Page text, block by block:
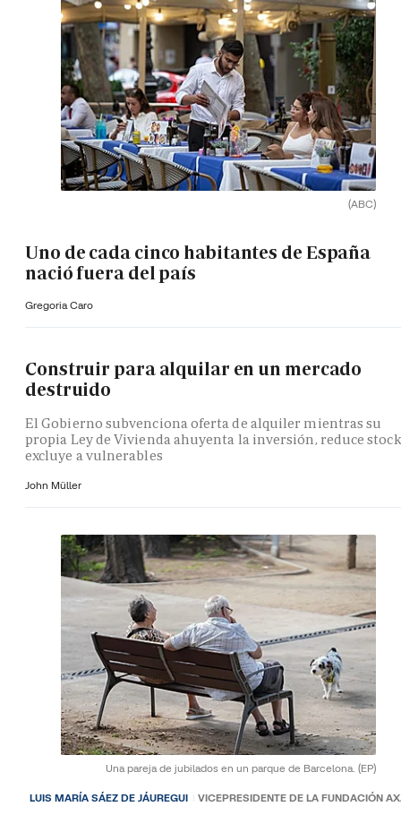
(ABC)
Uno de cada cinco habitantes de España
nació fuera del país
Gregoria Caro
Construir para alquilar en un mercado
destruido
El Gobierno subvenciona oferta de alquiler mientras su
propia Ley de Vivienda ahuyenta la inversión, reduce
excluye a vulnerables
John Müller
Una pareja de jubilados en un parque de Barcelona. (EP)
LUIS MARÍA SÁEZ DE JÁUREGUI VICEPRESIDENTE DE LA FUNDACIÓN